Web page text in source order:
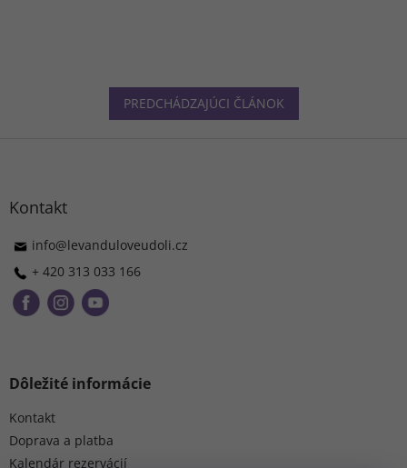
PREDCHÁDZAJÚCI ČLÁNOK
Kontakt
info@levanduloveudoli.cz
+ 420 313 033 166
Dôležité informácie
Kontakt
Doprava a platba
Kalendár rezervácií